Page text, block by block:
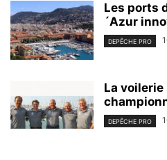
Les ports
´Azur
DEPÊCHE PRO
La voilerie
DEPÊCHE PRO